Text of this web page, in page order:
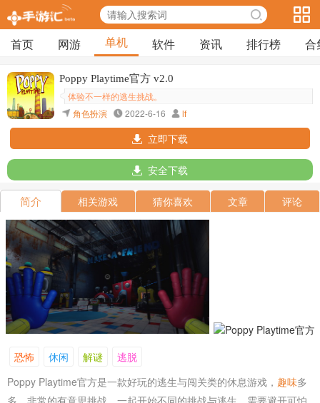
首页 网游 单机 软件 资讯 排行榜 合
Poppy Playtime官方 v2.0
体验不一样的逃生挑战。
角色扮演
2022-6-16 lf
立即下载
安全下载
简介 相关游戏 猜你喜欢 文章 评论
恐怖 休闲 解谜
逃脱
Poppy Playtime官方是一款好玩的逃生与闯关类的休息游戏， 趣味多
多，非常的有意思挑战，一起开始不同的挑战与逃生，需要避开可怕